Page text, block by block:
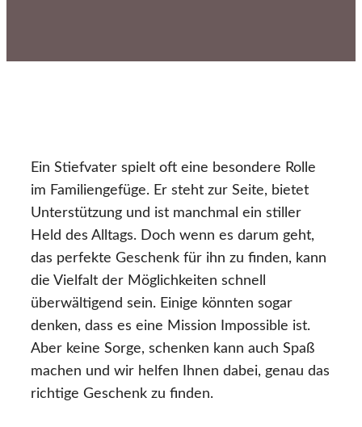
Ein Stiefvater spielt oft eine besondere Rolle
im Familiengefüge. Er steht zur Seite, bietet
Unterstützung und ist manchmal ein stiller
Held des Alltags. Doch wenn es darum geht,
das perfekte Geschenk für ihn zu finden, kann
die Vielfalt der Möglichkeiten schnell
überwältigend sein. Einige könnten sogar
denken, dass es eine Mission Impossible ist.
Aber keine Sorge, schenken kann auch Spaß
machen und wir helfen Ihnen dabei, genau das
richtige Geschenk zu finden.